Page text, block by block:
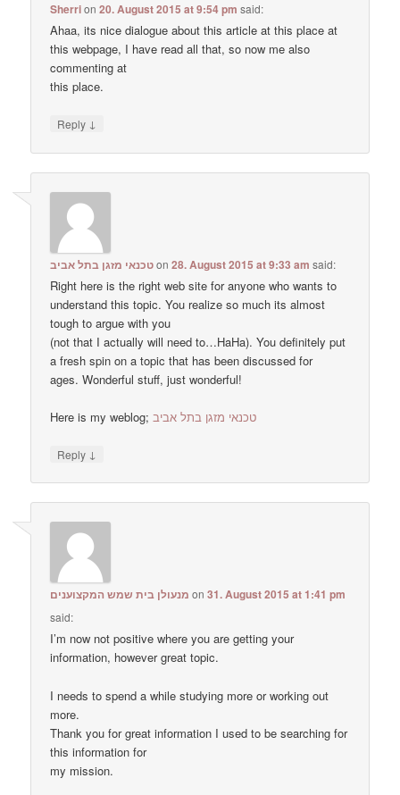
Sherrion20. August 2015 at 9:54 pm said:
Ahaa, its nice dialogue about this article at this place at
this webpage, I have read all that, so now me also
commenting at
this place.
Reply ↓
טכנאי מזגן בתל אביבon28. August 2015 at 9:33 am said:
Right here is the right web site for anyone who wants to
understand this topic. You realize so much its almost
tough to argue with you
(not that I actually will need to…HaHa). You definitely put
a fresh spin on a topic that has been discussed for
ages. Wonderful stuff, just wonderful!
Here is my weblog;טכנאי מזגן בתל אביב
Reply ↓
מנעולן בית שמש המקצוענים on31. August 2015 at 1:41 pm
said:
I’m now not positive where you are getting your
information, however great topic.
I needs to spend a while studying more or working out
more.
Thank you for great information I used to be searching for
this information for
my mission.